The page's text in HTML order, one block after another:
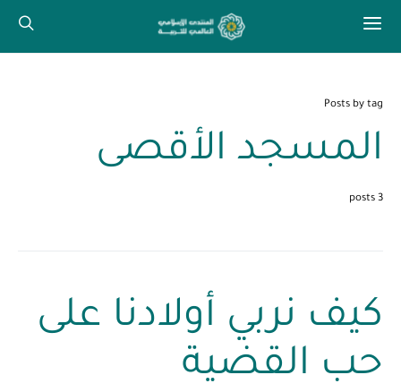
Posts by tag
المسجد الأقصى
3 posts
كيف نربي أولادنا على
حب القضية